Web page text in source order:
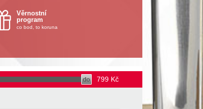
Věrnostní
program
co bod, to koruna
799 Kč